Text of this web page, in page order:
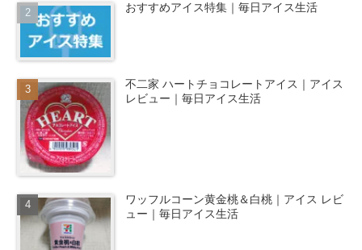
おすすめアイス特集｜毎日アイス生活
不二家 ハートチョコレートアイス｜アイス
レビュー｜毎日アイス生活
ワッフルコーン黄金桃＆白桃｜アイス レビ
ュー｜毎日アイス生活